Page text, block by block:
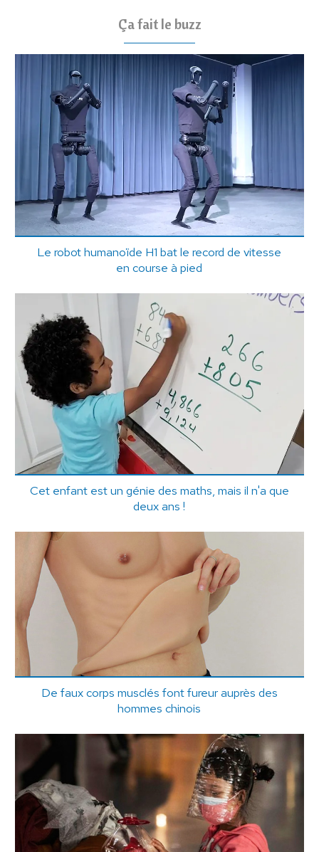
Ça fait le buzz
Le robot humanoïde H1 bat le record de vitesse
en course à pied
Cet enfant est un génie des maths, mais il n'a que
deux ans !
De faux corps musclés font fureur auprès des
hommes chinois